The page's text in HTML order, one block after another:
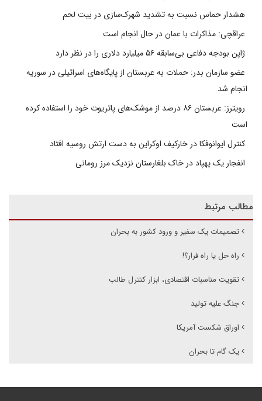
هشدار حماس نسبت به تشدید شهرک‌سازی در بیت‌ لحم
عراقچی: مذاکرات با عمان در حال انجام است
ژاپن بودجه دفاعی بی‌سابقه ۵۶ میلیارد دلاری را در نظر دارد
عضو سازمان بدر: حملات به عربستان از پایگاه‌های اسرائیلی در سوریه
انجام شد
رویترز: عربستان ۸۶ درصد از موشک‌های پاتریوت خود را استفاده کرده
است
کنترل ایوانوفکا در خارکیف اوکراین به دست ارتش روسیه افتاد
انفجار یک پهپاد در خاک بلغارستان نزدیک مرز رومانی
مطالب مرتبط
تصمیمات یک سفیر و ورود کشور به بحران
راه حل یا راه فرار؟!
تقویت مناسبات اقتصادی، ابزار کنترل طالب
جنگ علیه تولید
اوراق شکست آمریکا
یک گام تا بحران